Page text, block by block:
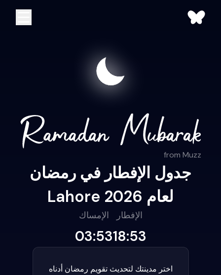
from Muzz
جدول الإفطار في رمضان
Lahore لعام 2026
الإمساك
03:53
الإفطار
18:53
اختر مدينتك لتحديث تقويم رمضان أدناه